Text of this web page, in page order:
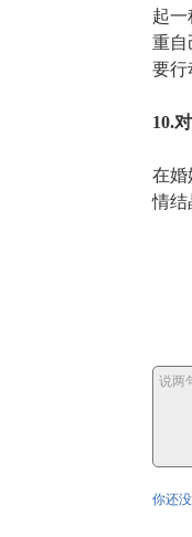
起
重自
要行
10.
在婚
情结
你还